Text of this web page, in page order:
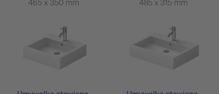
465 x 350 mm
485 x 315 mm